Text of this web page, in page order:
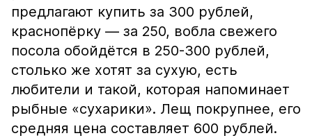
предлагают купить за 300 рублей,
краснопёрку — за 250, вобла свежего
посола обойдётся в 250-300 рублей,
столько же хотят за сухую, есть
любители и такой, которая напоминает
рыбные «сухарики». Лещ покрупнее, его
средняя цена составляет 600 рублей.